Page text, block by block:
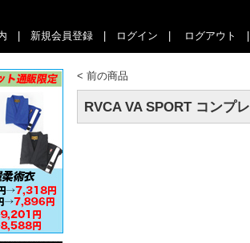
新規会員登録 ログイン ログアウト
< 前の商品
RVCA VA SPORT コンプ